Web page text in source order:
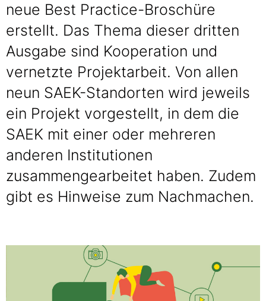
neue Best Practice-Broschüre
erstellt. Das Thema dieser dritten
Ausgabe sind Kooperation und
vernetzte Projektarbeit. Von allen
neun SAEK-Standorten wird jeweils
ein Projekt vorgestellt, in dem die
SAEK mit einer oder mehreren
anderen Institutionen
zusammengearbeitet haben. Zudem
gibt es Hinweise zum Nachmachen.